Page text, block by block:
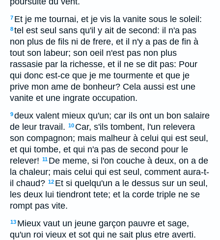
7 Et je me tournai, et je vis la vanite sous le soleil:
8tel est seul sans qu'il y ait de second: il n'a pas
non plus de fils ni de frere, et il n'y a pas de fin à
tout son labeur; son oeil n'est pas non plus
rassasie par la richesse, et il ne se dit pas: Pour
qui donc est-ce que je me tourmente et que je
prive mon ame de bonheur? Cela aussi est une
vanite et une ingrate occupation.
9deux valent mieux qu'un; car ils ont un bon salaire
de leur travail. 10 Car, s'ils tombent, l'un relevera
son compagnon; mais malheur à celui qui est seul,
et qui tombe, et qui n'a pas de second pour le
relever! 11 De meme, si l'on couche à deux, on a de
la chaleur; mais celui qui est seul, comment aura-t-
il chaud? 12 Et si quelqu'un a le dessus sur un seul,
les deux lui tiendront tete; et la corde triple ne se
rompt pas vite.
13 Mieux vaut un jeune garçon pauvre et sage,
qu'un roi vieux et sot qui ne sait plus etre averti.